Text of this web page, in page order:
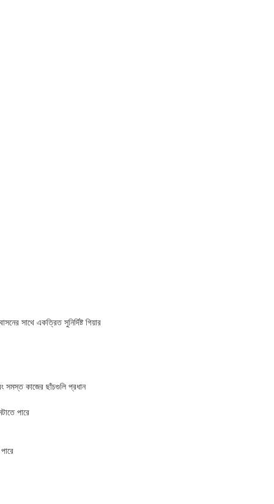
সাথে একত্রিত সুনির্দিষ্ট গিয়ার
সমস্ত কাজের ছাঁচগুলি প্রধান
পারে